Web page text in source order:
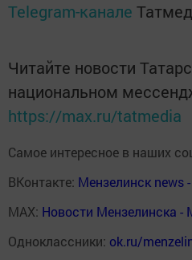
Telegram-канале
Читайте новости
национальном
https://max.ru/tatmedia
Самое интересное в наших
ВКонтакте: Мензелинск news
MAX: Новости Мензелинска -
Одноклассники: ok.ru/